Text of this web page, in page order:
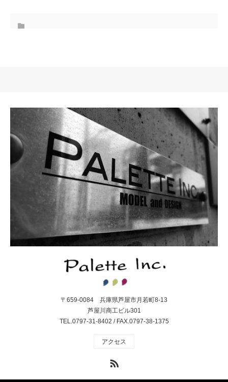
〒659-0084 兵庫県芦屋市月若町8-13
芦屋川商工ビル301
TEL.0797-31-8402 / FAX.0797-38-1375
アクセス